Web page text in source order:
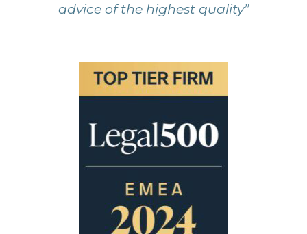
advice of the highest quality”